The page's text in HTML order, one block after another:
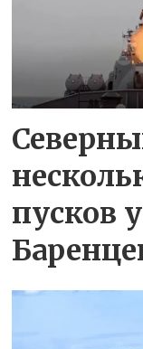
пусков